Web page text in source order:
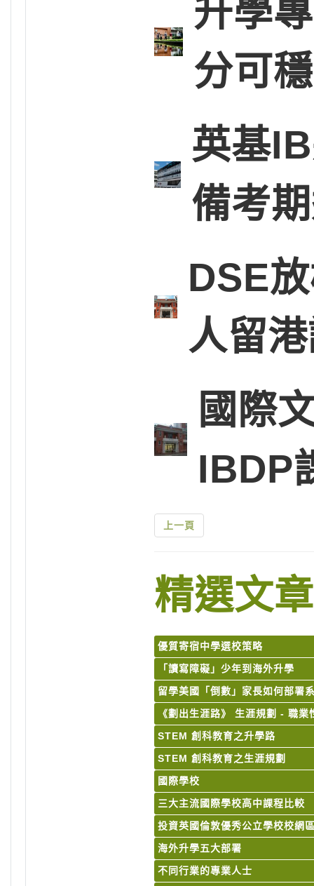
升學
分可
英基
備考
DSE
人留
國際
IBDP
上一頁
精選文章
優質寄宿中學選校策略
「讀寫障礙」少年到海外升學
留學美國「倒數」家長如何部署
《劃出生涯路》 生涯規劃 - 職業
STEM 創科教育之升學路
STEM 創科教育之生涯規劃
國際學校
三大主流國際學校高中課程比較
投資英國倫敦優秀公立學校校網
海外升學五大部署
不同行業的專業人士